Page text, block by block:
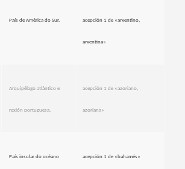
País de América do Sur. acepción 1 de «arxentino,
arxentina»
Arquipélago atlántico e
rexión portuguesa.
acepción 1 de «azoriano,
azoriana»
País insular do océano acepción 1 de «bahamés»